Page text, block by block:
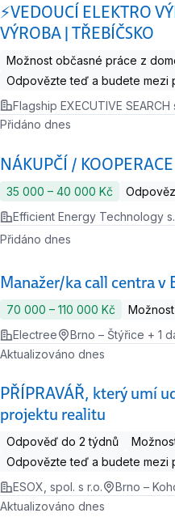
⚡VEDOUCÍ ELEKTRO
VÝROBA | TŘEBÍČSKO
Možnost občasné práce z
Odpovězte teď a budete mezi
Flagship EXECUTIVE SEARCH
NÁKUPČÍ / KOOPERACE
Přidáno dnes
35 000 ‍–‍ 40 000 Kč
Efficient Energy Technology
Manažer/ka call centra v
Přidáno dnes
70 000 ‍–‍ 110 000 Kč
Electree
Brno – Štýřice + 1
PŘÍPRAVÁŘ, který umí
projektu realitu
Aktualizováno dnes
Odpověď do 2 týdnů
Odpovězte teď a budete mezi
ESOX, spol. s r.o.
Brno –
Aktualizováno dnes